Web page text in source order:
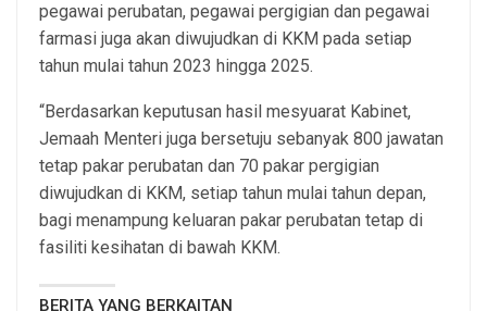
pegawai perubatan, pegawai pergigian dan pegawai
farmasi juga akan diwujudkan di KKM pada setiap
tahun mulai tahun 2023 hingga 2025.
“Berdasarkan keputusan hasil mesyuarat Kabinet,
Jemaah Menteri juga bersetuju sebanyak 800 jawatan
tetap pakar perubatan dan 70 pakar pergigian
diwujudkan di KKM, setiap tahun mulai tahun depan,
bagi menampung keluaran pakar perubatan tetap di
fasiliti kesihatan di bawah KKM.
BERITA YANG BERKAITAN